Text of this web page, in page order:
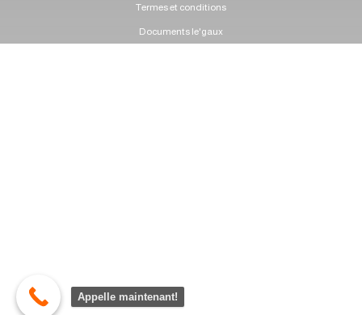
Termes et conditions
Documents le'gaux
Appelle maintenant!